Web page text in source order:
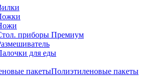
приборы Премиум
для еды
Полиэтиленовые пакеты